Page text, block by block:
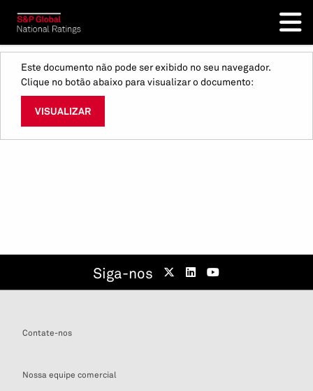
Este documento não pode ser exibido no seu navegador.
Clique no botão abaixo para visualizar o documento:
VISUALIZAR
Siga-nos
Contate-nos
Nossa equipe comercial